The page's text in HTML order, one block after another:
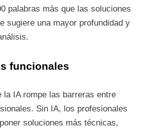
palabras más que las soluciones
sugiere una mayor profundidad y
funcionales
la IA rompe las barreras entre
Sin IA, los profesionales
soluciones más técnicas,